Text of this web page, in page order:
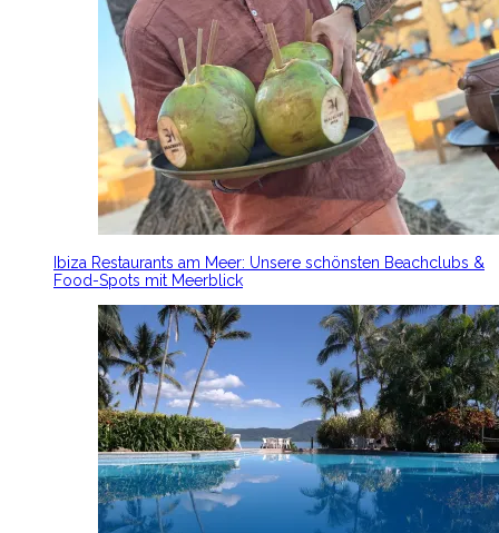
Ibiza Restaurants am Meer: Unsere schönsten Beachclubs &
Food-Spots mit Meerblick